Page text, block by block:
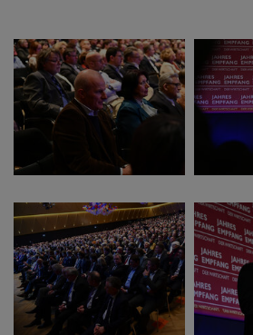
Foto: Kristina Schäfer, Mainz